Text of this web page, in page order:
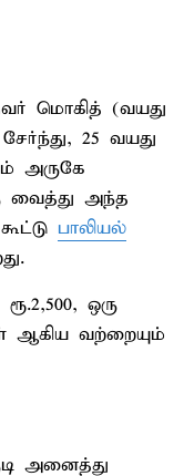
மொகித் (வயது
25 வயது
அருகே
வைத்து அந்த
பாலியல்
ஒரு
வற்றையும்
அனைத்து